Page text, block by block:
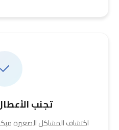
تجنب
اكتشاف المشاكل الصغيرة